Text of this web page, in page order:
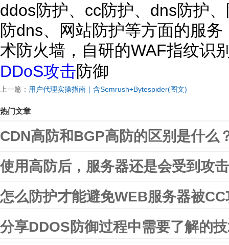
ddos防护、cc防护、dns防护
防dns、网站防护等方面的服
术防火墙，自研的WAF指纹识
DDoS攻击防御
上一篇： 用户代理实操指南｜含Semrush+Bytespider(图文)
热门文章
CDN高防和BGP高防的区别是什么
使用高防后，服务器还是会受到攻
怎么防护才能避免WEB服务器被
分享DDOS防御过程中需要了解的